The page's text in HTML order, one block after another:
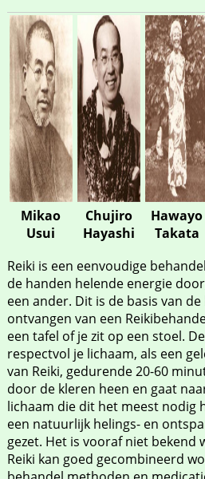
Mikao
Usui
Chujiro
Hayashi
Hawayo
Takata
Reiki is een eenvoudige
de handen helende energie
een ander. Dit is de basis van
ontvangen van een
een tafel of je zit op een stoel.
respectvol je lichaam, als een
van Reiki, gedurende 20-60
door de kleren heen en gaat
lichaam die dit het meest nodig
een natuurlijk helings- en
gezet. Het is vooraf niet bekend
Reiki kan goed gecombineerd